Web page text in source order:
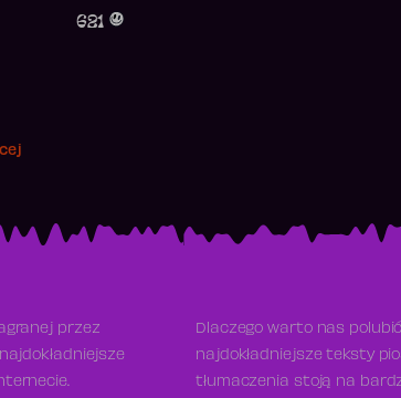
621
przez
Dlaczego warto nas
najdokładniejsze teksty
tłumaczenia stoją na